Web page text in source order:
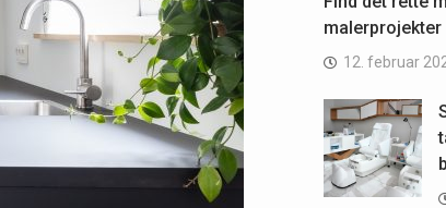
malerprojekter
12. februar